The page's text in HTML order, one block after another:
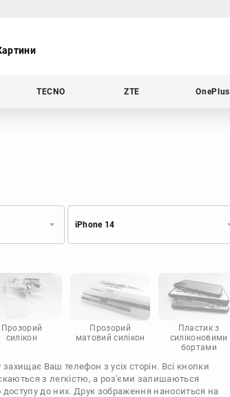
TECNO ZTE OnePlus
iPhone 14
Прозорий
силікон
Прозорий
матовий силікон
Пластик з
силіконовими
бортами
захищає Ваш телефон з усіх сторін. Всі кнопки
з легкістю, а роз'єми залишаються
доступу до них. Друк зображення наноситься на